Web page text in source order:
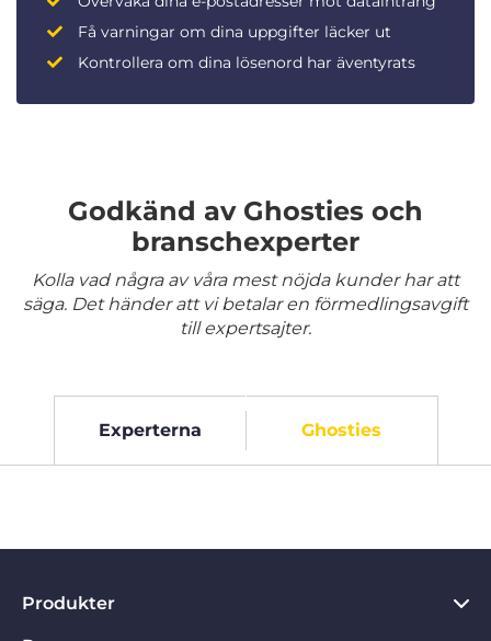
Få varningar om dina uppgifter läcker ut
Kontrollera om dina lösenord har äventyrats
Godkänd av Ghosties och
branschexperter
Kolla vad några av våra mest nöjda kunder har att
säga. Det händer att vi betalar en förmedlingsavgift
till expertsajter.
Experterna Ghosties
Produkter